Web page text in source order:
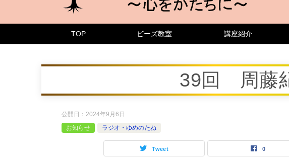
TOP ビーズ教室 講座紹介
39回 周藤
公開日： 2024年9月6日
お知らせ
ラジオ・ゆめのたね
Tweet 0